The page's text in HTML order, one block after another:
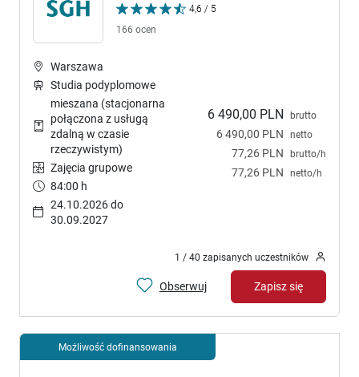
4,6 / 5
166 ocen
6 490,00 PLN brutto
6 490,00 PLN netto
77,26 PLN brutto/h
77,26 PLN netto/h
Warszawa
Studia podyplomowe
mieszana (stacjonarna
połączona z usługą
zdalną w czasie
rzeczywistym)
Zajęcia grupowe
84:00 h
24.10.2026 do
30.09.2027
1 / 40 zapisanych uczestników
Obserwuj Zapisz się
Możliwość dofinansowania